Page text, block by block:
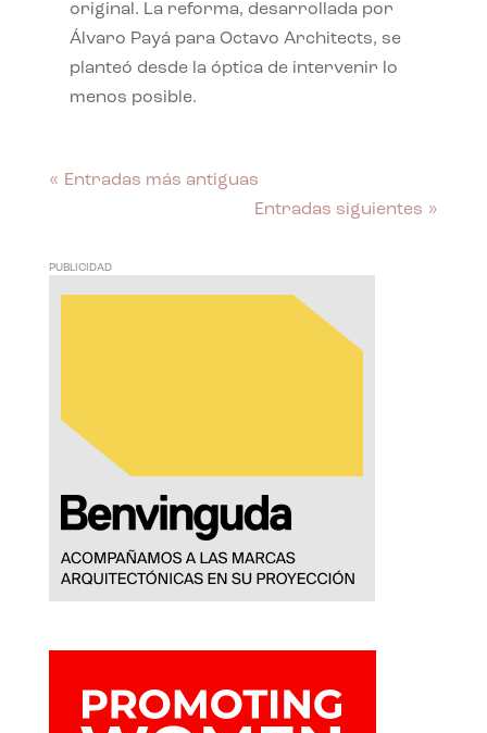
original. La reforma, desarrollada por
Álvaro Payá para Octavo Architects, se
planteó desde la óptica de intervenir lo
menos posible.
« Entradas más antiguas
Entradas siguientes »
PUBLICIDAD